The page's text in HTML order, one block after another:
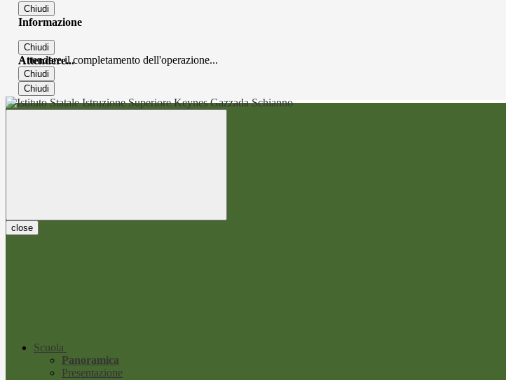
Chiudi
Informazione
Chiudi
Attendere...
Attendere il completamento dell'operazione...
Chiudi
Chiudi
close
Scuola
Panoramica
Presentazione